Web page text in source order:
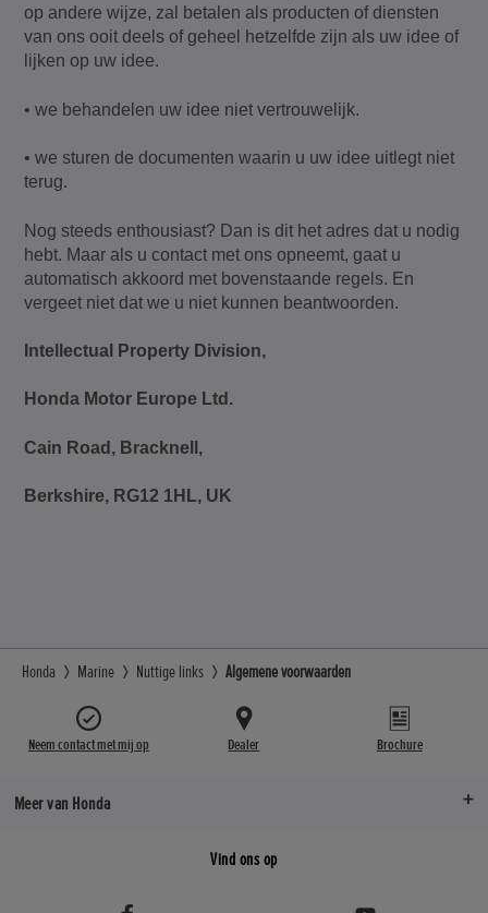
op andere wijze, zal betalen als producten of diensten
van ons ooit deels of geheel hetzelfde zijn als uw idee of
lijken op uw idee.
• we behandelen uw idee niet vertrouwelijk.
• we sturen de documenten waarin u uw idee uitlegt niet
terug.
Nog steeds enthousiast? Dan is dit het adres dat u nodig
hebt. Maar als u contact met ons opneemt, gaat u
automatisch akkoord met bovenstaande regels. En
vergeet niet dat we u niet kunnen beantwoorden.
Intellectual Property Division,
Honda Motor Europe Ltd.
Cain Road, Bracknell,
Berkshire, RG12 1HL, UK
Honda Marine Nuttige links Algemene voorwaarden
Neem contact met mij op Dealer Brochure
Meer van Honda
Vind ons op